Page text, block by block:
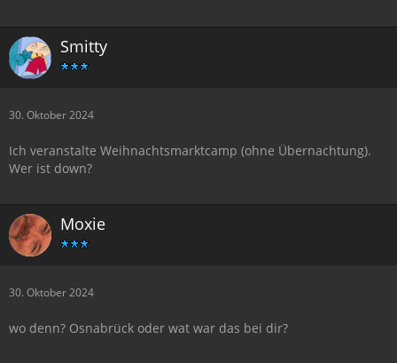
Smitty
30. Oktober 2024
Ich veranstalte Weihnachtsmarktcamp (ohne Übernachtung).
Wer ist down?
Moxie
30. Oktober 2024
wo denn? Osnabrück oder wat war das bei dir?